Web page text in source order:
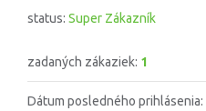
status: Super Zákazník
zadaných zákaziek: 1
Dátum posledného prihlásenia: